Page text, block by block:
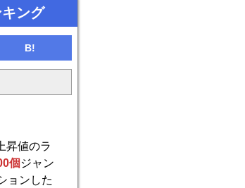
ング
B!
昇値のラ
個 ジャン
ョンした